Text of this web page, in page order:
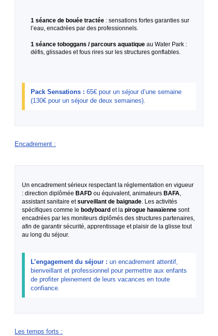
1 séance de bouée tractée : sensations fortes garanties sur
l’eau, encadrées par des professionnels.
1 séance toboggans / parcours aquatique au Water Park :
défis, glissades et fous rires sur les structures gonflables.
Pack Sensations : 65€ pour un séjour d’une semaine
(130€ pour un séjour de deux semaines).
Encadrement :
Un encadrement sérieux respectant la réglementation en vigueur
: direction diplômée BAFD ou équivalent, animateurs BAFA,
assistant sanitaire etsurveillant de baignade. Les activités
spécifiques comme le bodyboard et la pirogue hawaïenne sont
encadrées par les moniteurs diplômés des structures partenaires,
afin de garantir sécurité, apprentissage et plaisir de la glisse tout
au long du séjour.
L’engagement du séjour : un encadrement attentif,
bienveillant et professionnel pour permettre aux enfants
de profiter pleinement de leurs vacances en toute
confiance.
Les temps forts :